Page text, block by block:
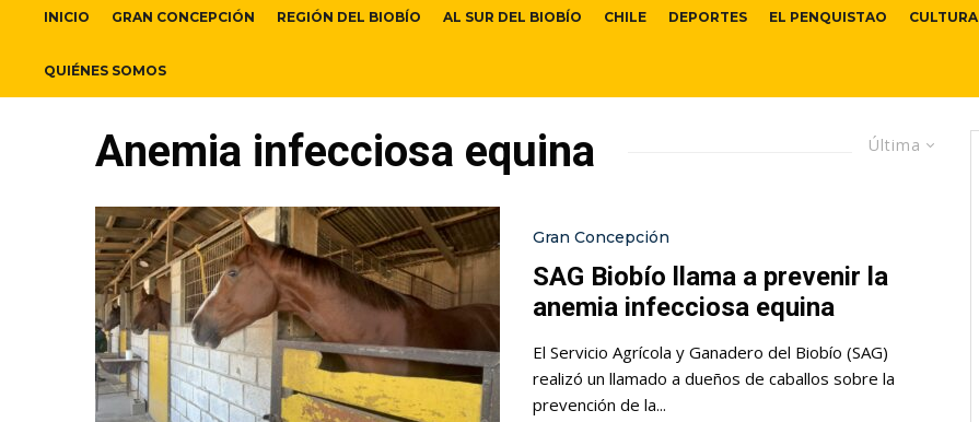
INICIO GRAN CONCEPCIÓN REGIÓN DEL BIOBÍO AL SUR DEL BIOBÍO CHILE DEPORTES EL PENQUISTAO CULTURA
QUIÉNES SOMOS
Última
Anemia infecciosa equina
Gran Concepción
SAG Biobío llama a prevenir la
anemia infecciosa equina
El Servicio Agrícola y Ganadero del Biobío (SAG)
realizó un llamado a dueños de caballos sobre la
prevención de la...